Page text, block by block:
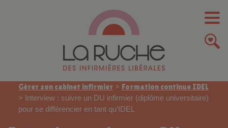
Gérer son cabinet infirmier > Formation continue IDEL
> Interview : suivre un DU infirmier (diplôme universitaire)
pour se différencier en tant qu’IDEL